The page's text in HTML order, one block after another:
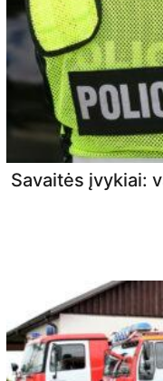
Savaitės įvykiai: